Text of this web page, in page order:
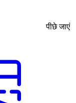
पीछे जाएं